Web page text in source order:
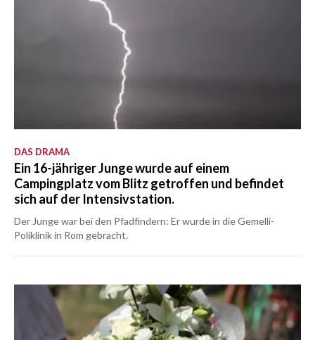
DAS DRAMA
Ein 16-jähriger Junge wurde auf einem
Campingplatz vom Blitz getroffen und befindet
sich auf der Intensivstation.
Der Junge war bei den Pfadfindern: Er wurde in die Gemelli-
Poliklinik in Rom gebracht.